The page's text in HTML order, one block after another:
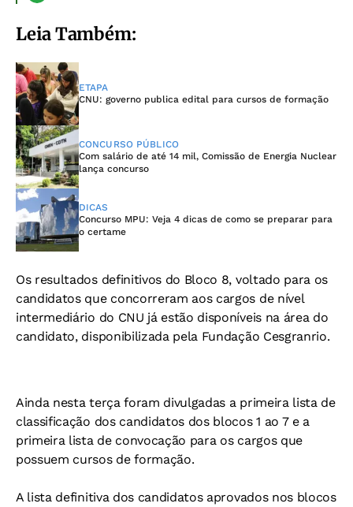
Leia Também:
ETAPA
CNU: governo publica edital para cursos de formação
CONCURSO PÚBLICO
Com salário de até 14 mil, Comissão de Energia Nuclear
lança concurso
DICAS
Concurso MPU: Veja 4 dicas de como se preparar para
o certame
Os resultados definitivos do Bloco 8, voltado para os
candidatos que concorreram aos cargos de nível
intermediário do CNU já estão disponíveis na área do
candidato, disponibilizada pela Fundação Cesgranrio.
Ainda nesta terça foram divulgadas a primeira lista de
classificação dos candidatos dos blocos 1 ao 7 e a
primeira lista de convocação para os cargos que
possuem cursos de formação.
A lista definitiva dos candidatos aprovados nos blocos